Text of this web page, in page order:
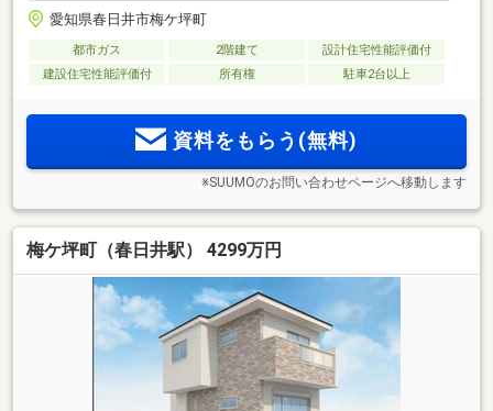
愛知県春日井市梅ケ坪町
都市ガス 2階建て
設計住宅性能評価付
建設住宅性能評価付
所有権 駐車2台以上
資料をもらう(無料)
※SUUMOのお問い合わせページへ移動します
梅ケ坪町（春日井駅） 4299万円